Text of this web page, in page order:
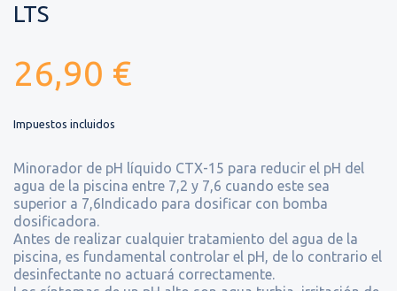
LTS
26,90 €
Impuestos incluidos
Minorador de pH líquido CTX-15 para reducir el pH del
agua de la piscina entre 7,2 y 7,6 cuando este sea
superior a 7,6Indicado para dosificar con bomba
dosificadora.
Antes de realizar cualquier tratamiento del agua de la
piscina, es fundamental controlar el pH, de lo contrario el
desinfectante no actuará correctamente.